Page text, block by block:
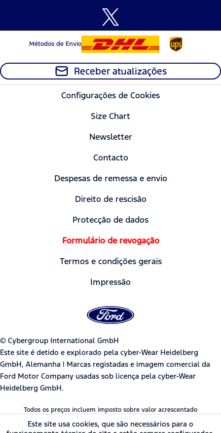
Métodos de Envio
Receber atualizações
Configurações de Cookies
Size Chart
Newsletter
Contacto
Despesas de remessa e envio
Direito de rescisão
Protecção de dados
Formulário de revogação
Termos e condições gerais
Impressão
© Cybergroup International GmbH
Este site é detido e explorado pela cyber-Wear Heidelberg
GmbH, Alemanha | Marcas registadas e imagem comercial da
Ford Motor Company usadas sob licença pela cyber-Wear
Heidelberg GmbH.
Todos os preços incluem imposto sobre valor acrescentado
Este site usa cookies, que são necessários para o